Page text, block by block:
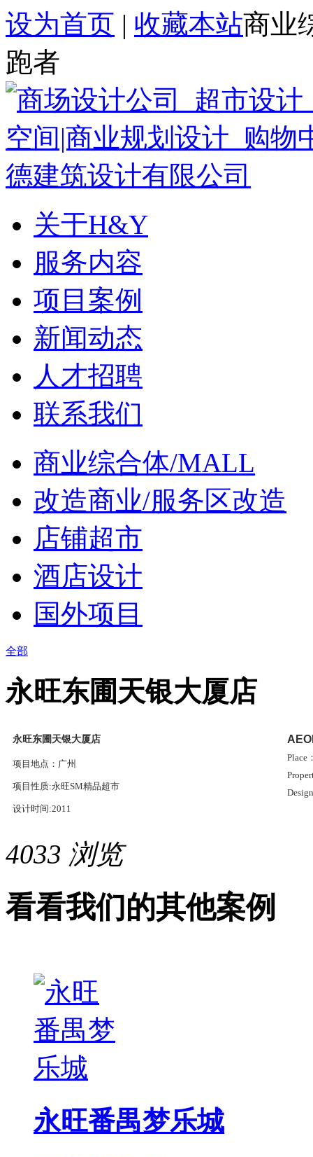
设为首页 | 收藏本站商业
跑者
关于H&Y
服务内容
项目案例
新闻动态
人才招聘
联系我们
商业综合体/MALL
改造商业/服务区改造
店铺超市
酒店设计
国外项目
全部
永旺东圃天银大厦店
永旺东圃天银大厦店
项目地点：广州
项目性质:永旺SM精品超市
设计时间:2011
Place
4033 浏览
看看我们的其他案例
永旺番禺梦乐城